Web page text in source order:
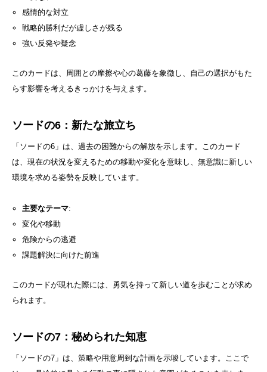
感情的な対立
戦略的勝利だが虚しさが残る
強い反発や疑念
このカードは、周囲との摩擦や心の葛藤を象徴し、自己の選択がもた
らす影響を考えるきっかけを与えます。
ソードの6：新たな旅立ち
「ソードの6」は、過去の困難からの解放を示します。このカード
は、現在の状況を変えるための移動や変化を意味し、無意識に新しい
環境を求める姿勢を反映しています。
主要なテーマ:
変化や移動
危険からの逃避
課題解決に向けた前進
このカードが現れた際には、勇気を持って新しい道を歩むことが求め
られます。
ソードの7：秘められた知恵
「ソードの7」は、策略や用意周到な計画を示唆しています。ここで